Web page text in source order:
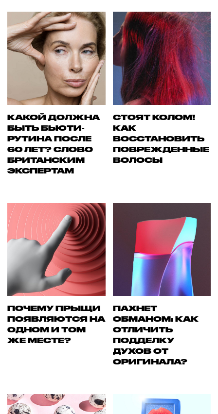
КАКОЙ ДОЛЖНА
БЫТЬ БЬЮТИ-
РУТИНА ПОСЛЕ
60 ЛЕТ? СЛОВО
БРИТАНСКИМ
ЭКСПЕРТАМ
СТОЯТ КОЛОМ!
КАК
ВОССТАНОВИТЬ
ПОВРЕЖДЕННЫЕ
ВОЛОСЫ
ПОЧЕМУ ПРЫЩИ
ПОЯВЛЯЮТСЯ НА
ОДНОМ И ТОМ
ЖЕ МЕСТЕ?
ПАХНЕТ
ОБМАНОМ: КАК
ОТЛИЧИТЬ
ПОДДЕЛКУ
ДУХОВ ОТ
ОРИГИНАЛА?